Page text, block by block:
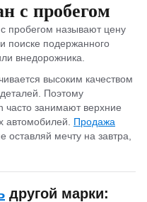
с пробегом
пробегом называют цену
поиске подержанного
внедорожника.
высоким качеством
Поэтому
часто занимают верхние
автомобилей. Продажа
оставляй мечту на завтра,
другой марки: